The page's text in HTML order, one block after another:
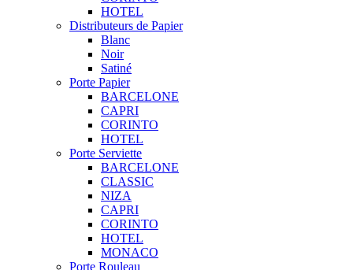
HOTEL
Distributeurs de Papier
Blanc
Noir
Satiné
Porte Papier
BARCELONE
CAPRI
CORINTO
HOTEL
Porte Serviette
BARCELONE
CLASSIC
NIZA
CAPRI
CORINTO
HOTEL
MONACO
Porte Rouleau